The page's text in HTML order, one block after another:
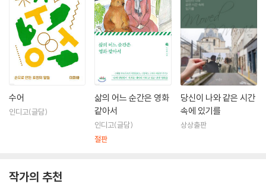
수어
인디고(글담)
삶의 어느 순간은 영화
같아서
인디고(글담)
절판
당신이 나와 같은 시간
속에 있기를
상상출판
작가의 추천